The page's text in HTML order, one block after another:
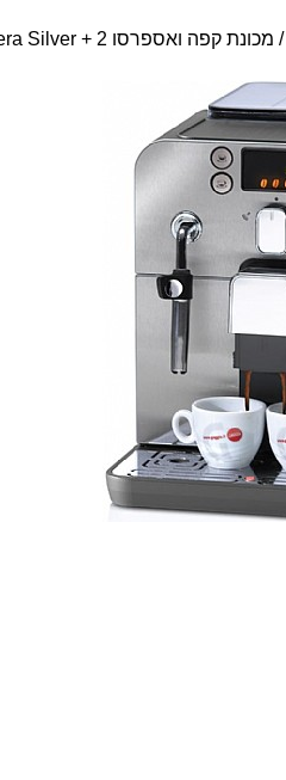
/ מכונת קפה ואספרסו Gaggia Brera Silver + 2 ק”ג תערובות + נוזל ניקוי מתנה!